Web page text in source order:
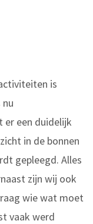
is
een duidelijk
in de bonnen
gepleegd. Alles
zijn wij ook
wie wat moet
vaak werd